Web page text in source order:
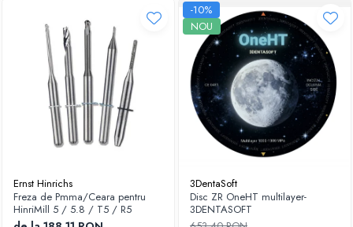
Ernst Hinrichs
Freza de Pmma/Ceara pentru
HinriMill 5 / 5.8 / T5 / R5
-10%
NOU
3DentaSoft
Disc ZR OneHT multilayer-
3DENTASOFT